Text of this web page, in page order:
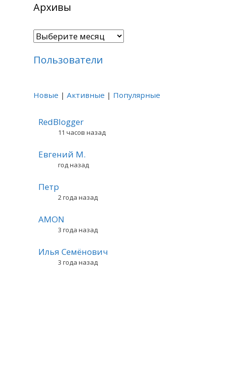
Архивы
Архивы
Пользователи
Новые | Активные | Популярные
RedBlogger
11 часов назад
Евгений М.
год назад
Петр
2 года назад
AMON
3 года назад
Илья Семёнович
3 года назад